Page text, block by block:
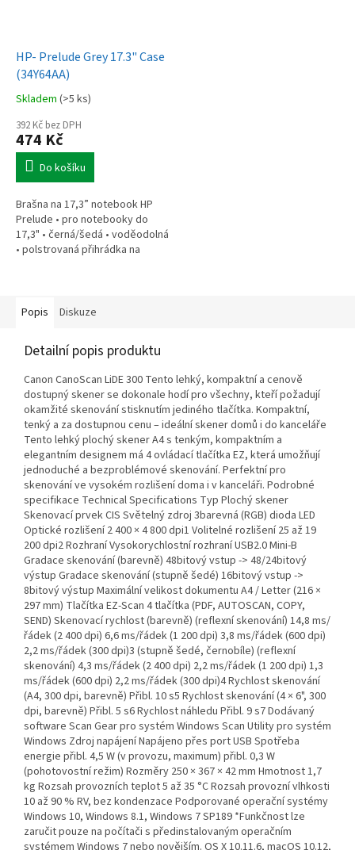
HP- Prelude Grey 17.3" Case
(34Y64AA)
Skladem (>5 ks)
392 Kč bez DPH
474 Kč
Do košíku
Brašna na 17,3” notebook HP
Prelude • pro notebooky do
17,3" • černá/šedá • voděodolná
• polstrovaná přihrádka na
Popis Diskuze
Detailní popis produktu
Canon CanoScan LiDE 300 Tento lehký, kompaktní a cenově
dostupný skener se dokonale hodí pro všechny, kteří požadují
okamžité skenování stisknutím jediného tlačítka. Kompaktní,
tenký a za dostupnou cenu – ideální skener domů i do kanceláře
Tento lehký plochý skener A4 s tenkým, kompaktním a
elegantním designem má 4 ovládací tlačítka EZ, která umožňují
jednoduché a bezproblémové skenování. Perfektní pro
skenování ve vysokém rozlišení doma i v kanceláři. Podrobné
specifikace Technical Specifications Typ Plochý skener
Skenovací prvek CIS Světelný zdroj 3barevná (RGB) dioda LED
Optické rozlišení 2 400 × 4 800 dpi1 Volitelné rozlišení 25 až 19
200 dpi2 Rozhraní Vysokorychlostní rozhraní USB2.0 Mini-B
Gradace skenování (barevně) 48bitový vstup -> 48/24bitový
výstup Gradace skenování (stupně šedé) 16bitový vstup ->
8bitový výstup Maximální velikost dokumentu A4 / Letter (216 ×
297 mm) Tlačítka EZ-Scan 4 tlačítka (PDF, AUTOSCAN, COPY,
SEND) Skenovací rychlost (barevně) (reflexní skenování) 14,8 ms/
řádek (2 400 dpi) 6,6 ms/řádek (1 200 dpi) 3,8 ms/řádek (600 dpi)
2,2 ms/řádek (300 dpi)3 (stupně šedé, černobíle) (reflexní
skenování) 4,3 ms/řádek (2 400 dpi) 2,2 ms/řádek (1 200 dpi) 1,3
ms/řádek (600 dpi) 2,2 ms/řádek (300 dpi)4 Rychlost skenování
(A4, 300 dpi, barevně) Přibl. 10 s5 Rychlost skenování (4 × 6", 300
dpi, barevně) Přibl. 5 s6 Rychlost náhledu Přibl. 9 s7 Dodávaný
software Scan Gear pro systém Windows Scan Utility pro systém
Windows Zdroj napájení Napájeno přes port USB Spotřeba
energie přibl. 4,5 W (v provozu, maximum) přibl. 0,3 W
(pohotovostní režim) Rozměry 250 × 367 × 42 mm Hmotnost 1,7
kg Rozsah provozních teplot 5 až 35 °C Rozsah provozní vlhkosti
10 až 90 % RV, bez kondenzace Podporované operační systémy
Windows 10, Windows 8.1, Windows 7 SP189 *Funkčnost lze
zaručit pouze na počítači s předinstalovaným operačním
systémem Windows 7 nebo novějším. OS X 10.11.6, macOS 10.12,